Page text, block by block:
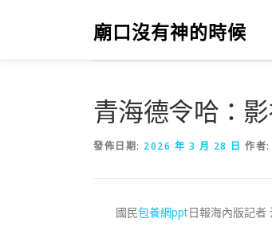
要
廟口沒有神的時候
青海德令哈：
發佈日期: 2026 年 3 月 28 日 作者:
國民包養網ppt日報海內版記者